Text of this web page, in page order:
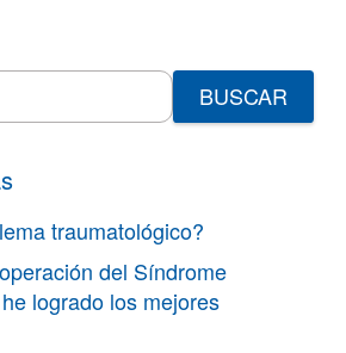
traumatológico?
del Síndrome
logrado los mejores